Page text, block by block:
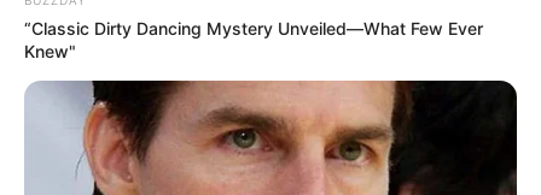
Stock Market
Short News
Technology
“Classic Dirty Dancing Mystery Unveiled—What Few Ever
Knew"